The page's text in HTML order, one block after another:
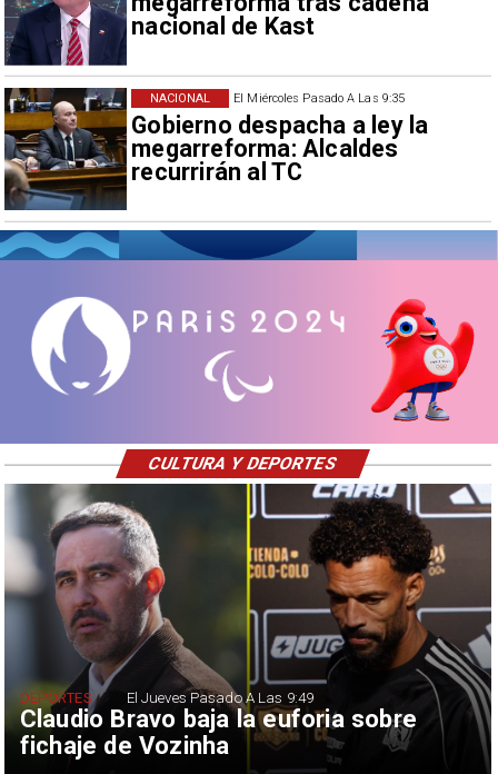
nacional de Kast
El Miércoles Pasado A Las 9:35
Gobierno despacha a ley la
megarreforma: Alcaldes
recurrirán al TC
NACIONAL
Claudio Bravo baja la euforia sobre
fichaje de Vozinha
DEPORTES El Jueves Pasado A Las 9:49
CULTURA Y DEPORTES